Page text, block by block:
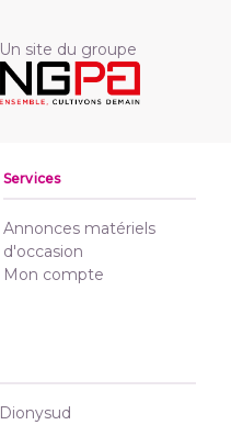
Un site du groupe
Services
Annonces matériels
d'occasion
Mon compte
Dionysud